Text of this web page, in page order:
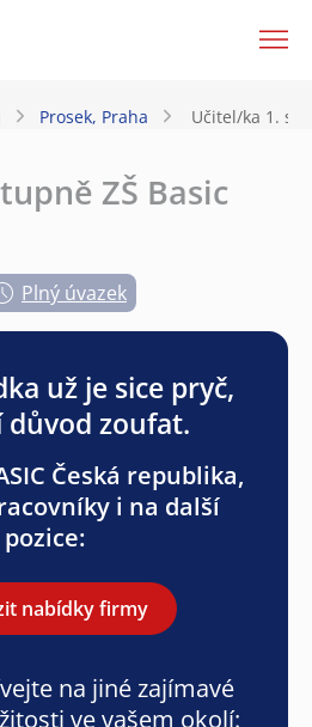
Prosek, Praha Učitel/ka 1.
ZŠ Basic
Plný úvazek
už je sice pryč,
důvod zoufat.
Česká republika,
i na další
pozice:
nabídky firmy
na jiné zajímavé
ve vašem okolí: